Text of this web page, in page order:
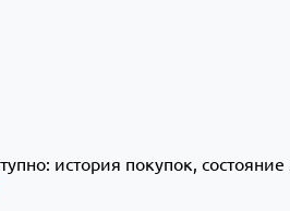
история покупок,